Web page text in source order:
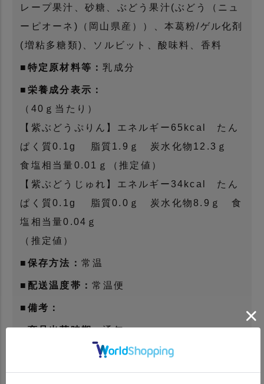
レープ果汁、砂糖、ぶどう果汁(ぶどう（ニュ
ーピオーネ)（岡山県産））、本葛粉/ゲル化剤
(増粘多糖類)、ソルビット、酸味料、香料
■特定原材料等：乳成分
■栄養成分表示：
（40ｇ当たり）
【紫ぶどうぷりん】エネルギー65kcal たん
ぱく質0.1g 脂質1.9ｇ 炭水化物12.3ｇ
食塩相当量0.01ｇ（推定値）
【紫ぶどうじゅれ】エネルギー34kcal たん
ぱく質0.1g 脂質0.0ｇ 炭水化物8.9ｇ 食
塩相当量0.04ｇ
（推定値）
■保存方法： 常温
■配送温度帯：常温便
■備考：
■商品出荷時期：通年